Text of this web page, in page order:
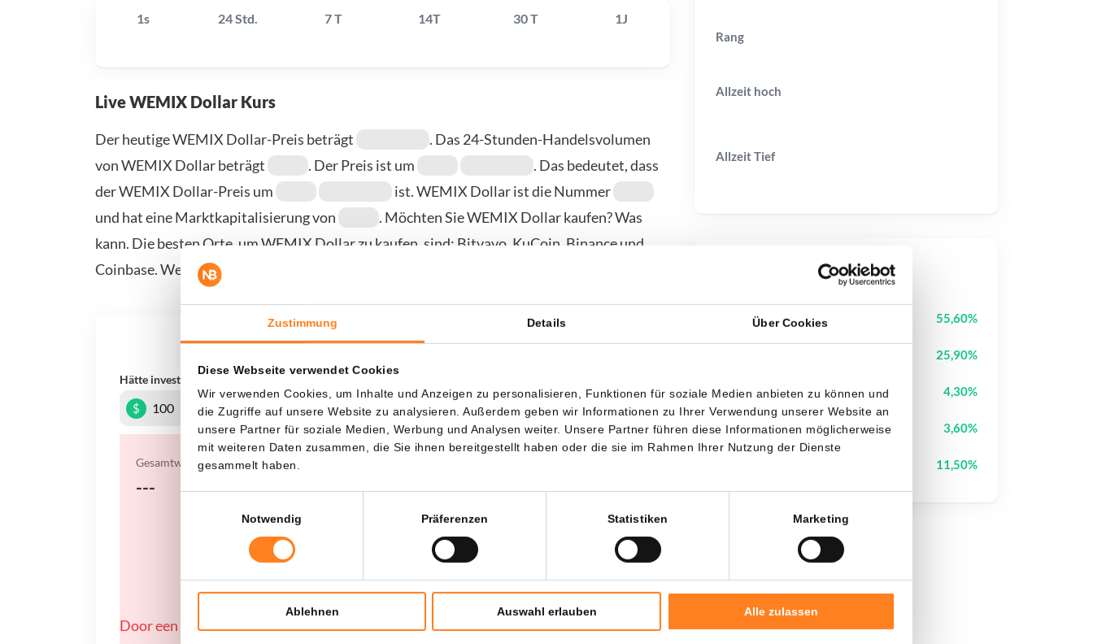
Zustimmung Details Über Cookies
Diese Webseite verwendet Cookies
Wir verwenden Cookies, um Inhalte und Anzeigen zu personalisieren, Funktionen für soziale Medien anbieten zu können und
die Zugriffe auf unsere Website zu analysieren. Außerdem geben wir Informationen zu Ihrer Verwendung unserer Website an
unsere Partner für soziale Medien, Werbung und Analysen weiter. Unsere Partner führen diese Informationen möglicherweise
mit weiteren Daten zusammen, die Sie ihnen bereitgestellt haben oder die sie im Rahmen Ihrer Nutzung der Dienste
gesammelt haben.
Notwendig
Präferenzen Statistiken Marketing
Ablehnen Auswahl erlauben Alle zulassen
1s 24 Std. 7 T 14T 30 T 1J
Live WEMIX Dollar Kurs
Der heutige WEMIX Dollar-Preis beträgt
. Das 24-Stunden-Handelsvolumen
von WEMIX Dollar beträgt
. Der Preis ist um
. Das bedeutet, dass
der WEMIX Dollar-Preis um
ist. WEMIX Dollar ist die Nummer
und hat eine Marktkapitalisierung von
. Möchten Sie WEMIX Dollar kaufen? Was
kann. Die besten Orte, um WEMIX Dollar zu kaufen, sind: Bitvavo, KuCoin, Binance und
Coinbase. Weitere Anbieter finden Sie auf unserer Kauf-/Verkaufsseite.
Was, wenn ich...?
Hätte investiert
$
Gesamtwert
---
Door een fout konden er geen gegevens worden opgehaald, probeer het later
Rang
Allzeit hoch
AllzeitTief
Biconomy BICO 55,60%
25,90%
Canton CC 4,30%
Pudgy Penguins PENGU 3,60%
11,50%